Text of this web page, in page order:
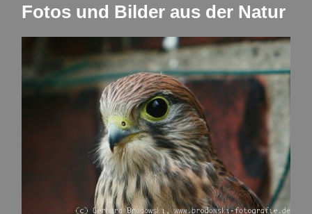
Fotos und Bilder aus der Natur